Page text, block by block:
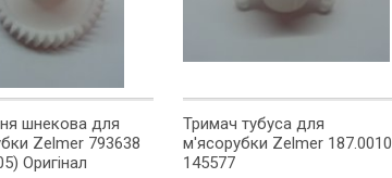
шнекова для
Zelmer 793638
Оригінал
Тримач тубуса для
м'ясорубки Zelmer 187.0010
145577